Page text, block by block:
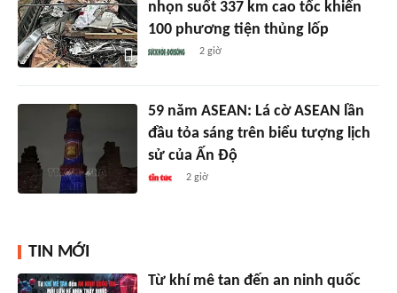
nhọn suốt 337 km cao tốc khiến
100 phương tiện thủng lốp
2 giờ
59 năm ASEAN: Lá cờ ASEAN lần
đầu tỏa sáng trên biểu tượng lịch
sử của Ấn Độ
2 giờ
TIN MỚI
Từ khí mê tan đến an ninh quốc